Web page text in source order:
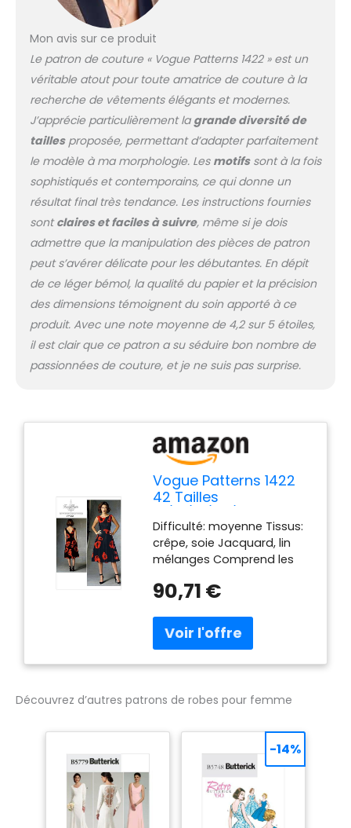
Mon avis sur ce produit
Le patron de couture « Vogue Patterns 1422 » est un
véritable atout pour toute amatrice de couture à la
recherche de vêtements élégants et modernes.
J’apprécie particulièrement la grande diversité de
taillesproposée, permettant d’adapter parfaitement
le modèle à ma morphologie. Les motifssont à la fois
sophistiqués et contemporains, ce qui donne un
résultat final très tendance. Les instructions fournies
sontclaires et faciles à suivre, même si je dois
admettre que la manipulation des pièces de patron
peut s’avérer délicate pour les débutantes. En dépit
de ce léger bémol, la qualité du papier et la précision
des dimensions témoignent du soin apporté à ce
produit. Avec une note moyenne de 4,2 sur 5 étoiles,
il est clair que ce patron a su séduire bon nombre de
passionnées de couture, et je ne suis pas surprise.
Vogue Patterns 1422
42 Tailles
de Robes pour Femme
Multicolore
Difficulté: moyenne Tissus:
crêpe, soie Jacquard, lin
mélanges Comprend les
instructions de couture
American design Tracey
Reese
90,71 €
Découvrez d’autres patrons de robes pour femme
-14%